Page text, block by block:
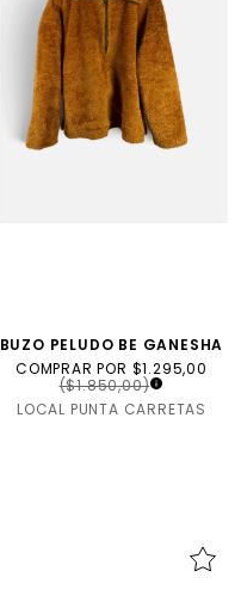
BUZO PELUDO BE GANESHA
COMPRAR POR $1.295,00
($1.850,00)
LOCAL PUNTA CARRETAS